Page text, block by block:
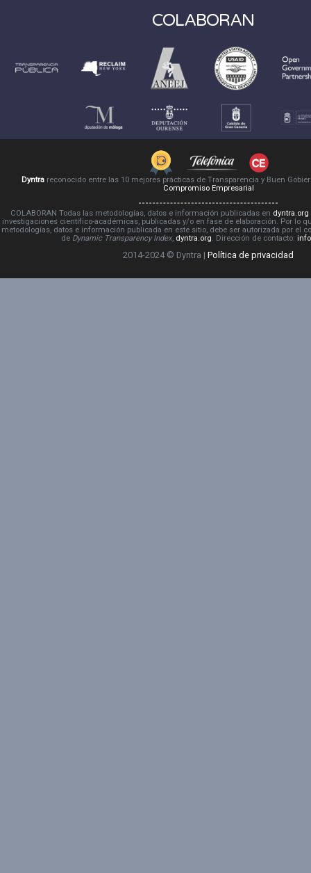
COLABORAN
Dyntrareconocido entre las 10 mejores prácticas de Transparencia y Buen
Compromiso Empresarial
COLABORAN Todas las metodologías, datos e información publicadas en dyntra.org
investigaciones científico-académicas, publicadas y/o en fase de elaboración. Por lo
metodologías, datos e información publicada en este sitio, debe ser autorizada por el
de Dynamic Transparency Index, dyntra.org. Dirección de contacto:
2014-2024 © Dyntra | Política de privacidad